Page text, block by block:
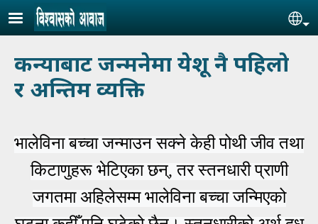
Skip to main content
कन्याबाट जन्मनेमा येशू नै पहिलो
र अन्तिम व्यक्ति
भालेविना बच्चा जन्माउन सक्ने केही पोथी जीव तथा
किटाणुहरू भेटिएका छन्, तर स्तनधारी प्राणी
जगतमा अहिलेसम्म भालेविना बच्चा जन्मिएको